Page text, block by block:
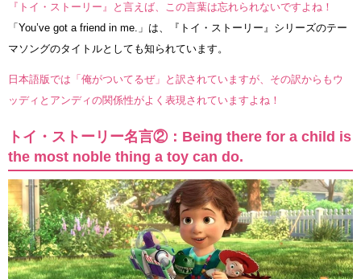
『トイ・ストーリー』と言えば、この言葉は忘れられないですよね！
「You’ve got a friend in me.」は、『トイ・ストーリー』シリーズのテー
マソングのタイトルとしても知られています。
日本語版では「俺がついてるぜ」と訳されていますが、その訳からもウ
ッディとアンディの関係性がよく表現されていますよね！
トイ・ストーリー名言②：Being there for a child is
the most noble thing a toy can do.